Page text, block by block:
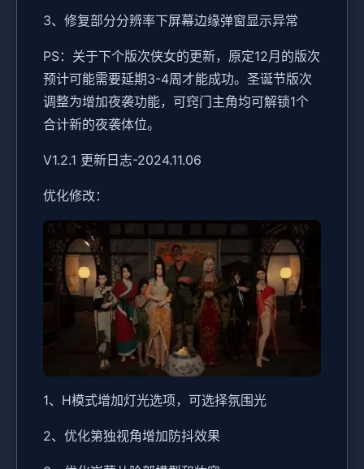
3、修复部分分辨率下屏幕边缘弹窗显示异常
PS：关于下个版次侠女的更新，原定12月的版次
预计可能需要延期3-4周才能成功。圣诞节版次
调整为增加夜袭功能，可窍门主角均可解锁1个
合计新的夜袭体位。
V1.2.1 更新日志-2024.11.06
优化修改：
1、H模式增加灯光选项，可选择氛围光
2、优化第独视角增加防抖效果